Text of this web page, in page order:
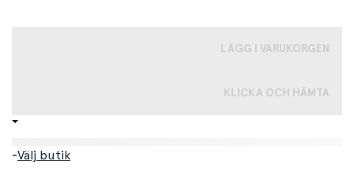
LÄGG I VARUKORGEN
KLICKA OCH HÄMTA
-Välj butik